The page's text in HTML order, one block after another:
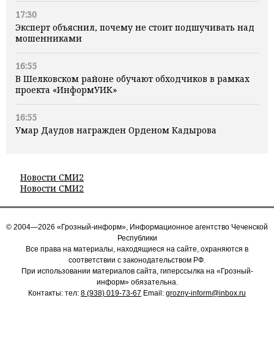
17:30
Эксперт объяснил, почему не стоит подшучивать над
мошенниками
16:55
В Шелковском районе обучают обходчиков в рамках
проекта «ИнформУИК»
16:55
Умар Даудов награжден Орденом Кадырова
Новости СМИ2
Новости СМИ2
© 2004—2026 «Грозный-информ», Информационное агентство Чеченской
Республики
Все права на материалы, находящиеся на сайте, охраняются в
соответствии с законодательством РФ.
При использовании материалов сайта, гиперссылка на «Грозный-
информ» обязательна.
Контакты: тел: 8 (938) 019-73-67 Email: grozny-inform@inbox.ru